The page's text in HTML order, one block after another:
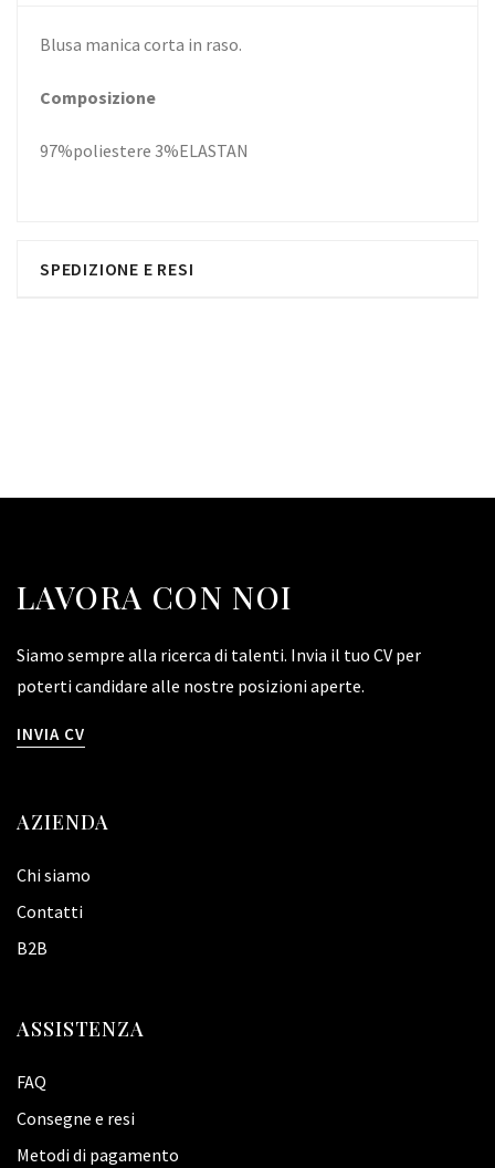
Blusa manica corta in raso.
Composizione
97%poliestere 3%ELASTAN
SPEDIZIONE E RESI
LAVORA CON NOI
Siamo sempre alla ricerca di talenti. Invia il tuo CV per
poterti candidare alle nostre posizioni aperte.
INVIA CV
AZIENDA
Chi siamo
Contatti
B2B
ASSISTENZA
FAQ
Consegne e resi
Metodi di pagamento